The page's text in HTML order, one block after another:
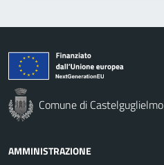
Comune di Castelguglielmo
AMMINISTRAZIONE